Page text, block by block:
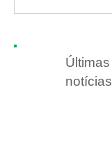
Últimas
notícias